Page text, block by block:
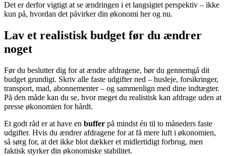
Det er derfor vigtigt at se ændringen i et langsigtet perspektiv – ikke
kun på, hvordan det påvirker din økonomi her og nu.
Lav et realistisk budget før du ændrer
noget
Før du beslutter dig for at ændre afdragene, bør du gennemgå dit
budget grundigt. Skriv alle faste udgifter ned – husleje, forsikringer,
transport, mad, abonnementer – og sammenlign med dine indtægter.
På den måde kan du se, hvor meget du realistisk kan afdrage uden at
presse økonomien for hårdt.
Et godt råd er at have en buffer på mindst én til to måneders faste
udgifter. Hvis du ændrer afdragene for at få mere luft i økonomien,
så sørg for, at det ikke blot dækker et midlertidigt forbrug, men
faktisk styrker din økonomiske stabilitet.